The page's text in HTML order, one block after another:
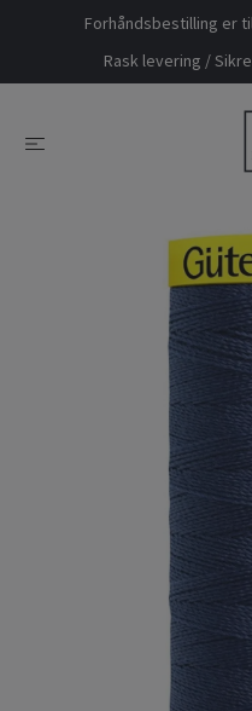
Forhåndsbestilling er
Rask levering /